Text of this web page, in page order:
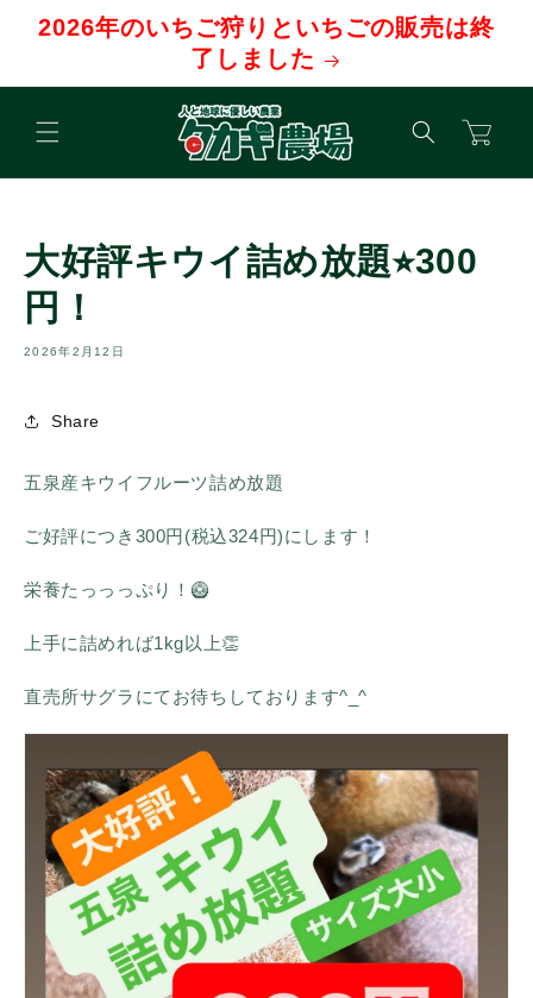
ンツに
2026年のいちご狩りといちごの販売は終
了しました
ー
大好評キウイ詰め放題⭐︎300
円！
2026年2月12日
Share
五泉産キウイフルーツ詰め放題
ご好評につき300円(税込324円)にします！
栄養たっっっぷり！🥝
上手に詰めれば1kg以上👏
直売所サグラにてお待ちしております^_^